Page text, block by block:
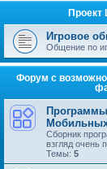
Проект
Игровое
Общение по
Форум с
Сборник
взгляд очень
Темы: 5